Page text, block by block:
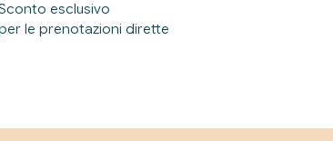
esclusivo
le prenotazioni dirette